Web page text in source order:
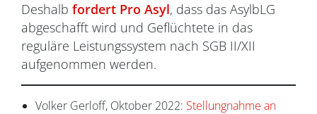
Deshalb fordert Pro Asyl, dass das AsylbLG
abgeschafft wird und Geflüchtete in das
reguläre Leistungssystem nach SGB II/XII
aufgenommen werden.
Volker Gerloff, Oktober 2022: Stellungnahme an